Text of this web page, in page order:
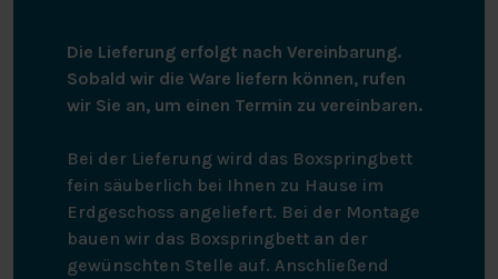
Die Lieferung erfolgt nach Vereinbarung.
Sobald wir die Ware liefern können, rufen
wir Sie an, um einen Termin zu vereinbaren.
Bei der Lieferung wird das Boxspringbett
fein säuberlich bei Ihnen zu Hause im
Erdgeschoss angeliefert. Bei der Montage
bauen wir das Boxspringbett an der
gewünschten Stelle auf. Anschließend